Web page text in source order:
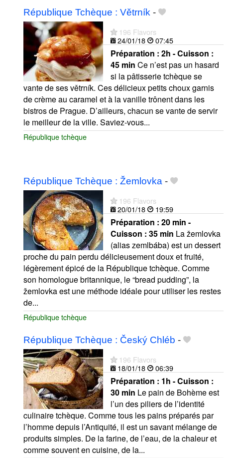
République Tchèque : Větrník -
196 Flavors
24/01/18
07:45
Préparation : 2h - Cuisson :
45 min Ce n’est pas un hasard
si la pâtisserie tchèque se
vante de ses větrník. Ces délicieux petits choux garnis
de crème au caramel et à la vanille trônent dans les
bistros de Prague. D’ailleurs, chacun se vante de servir
le meilleur de la ville. Saviez-vous...
République tchèque
République Tchèque : Žemlovka -
196 Flavors
20/01/18
19:59
Préparation : 20 min -
Cuisson : 35 min La žemlovka
(alias zemlbába) est un dessert
proche du pain perdu délicieusement doux et fruité,
légèrement épicé de la République tchèque. Comme
son homologue britannique, le “bread pudding”, la
žemlovka est une méthode idéale pour utiliser les restes
de...
République tchèque
République Tchèque : Český Chléb -
196 Flavors
18/01/18
06:39
Préparation : 1h - Cuisson :
30 min Le pain de Bohème est
l’un des piliers de l’identité
culinaire tchèque. Comme tous les pains préparés par
l’homme depuis l’Antiquité, il est un savant mélange de
produits simples. De la farine, de l’eau, de la chaleur et
comme souvent en cuisine, de la...